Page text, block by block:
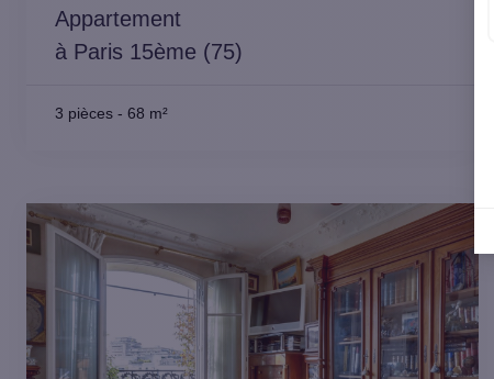
Appartement
à Paris 15ème (75)
3 pièces - 68 m²